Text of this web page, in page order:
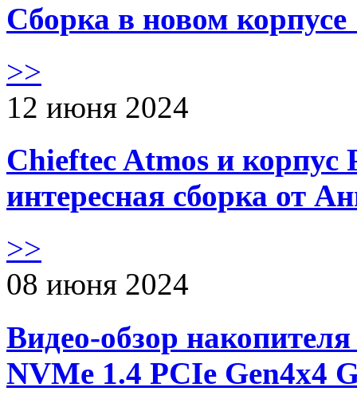
Сборка в новом
>>
12 июня 2024
Chieftec Atmos и корпус
интересная сборка от
>>
08 июня 2024
Видео-обзор
NVMe 1.4 PCIe Gen4х4